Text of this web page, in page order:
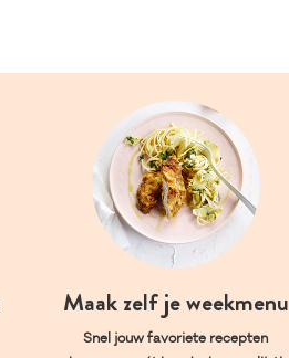
Maak zelf je weekmenu
Snel jouw favoriete recepten